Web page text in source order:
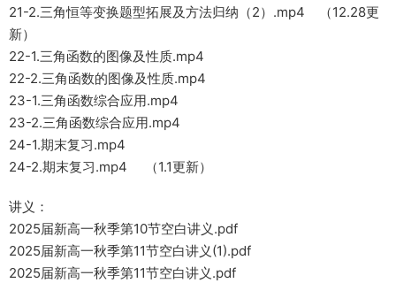
21-2.三角恒等变换题型拓展及方法归纳（2）.mp4 （12.28更
新）
22-1.三角函数的图像及性质.mp4
22-2.三角函数的图像及性质.mp4
23-1.三角函数综合应用.mp4
23-2.三角函数综合应用.mp4
24-1.期末复习.mp4
24-2.期末复习.mp4 （1.1更新）
讲义：
2025届新高一秋季第10节空白讲义.pdf
2025届新高一秋季第11节空白讲义(1).pdf
2025届新高一秋季第11节空白讲义.pdf